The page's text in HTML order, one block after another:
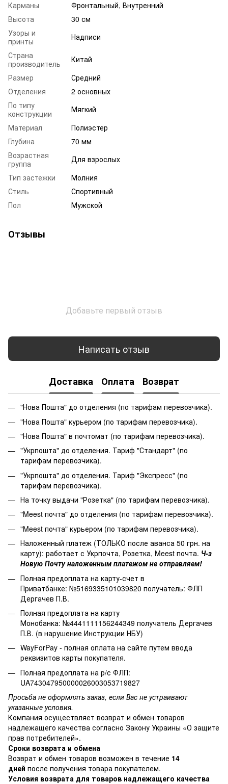
Карманы
Фронтальный, Внутренний
Высота
30 см
Узоры и
принты
Надписи
Страна
производитель
Китай
Размер
Средний
Отделения
2 основных
По типу
конструкции
Мягкий
Материал
Полиэстер
Глубина
70 мм
Возрастная
группа
Для взрослых
Тип застежки
Молния
Стиль
Спортивный
Пол
Мужской
Отзывы
Добавьте первый отзыв
Написать отзыв
Доставка Оплата Возврат
"Нова Пошта" до отделения (по тарифам перевозчика).
"Нова Пошта" курьером (по тарифам перевозчика).
"Нова Пошта" в почтомат (по тарифам перевозчика).
"Укрпошта" до отделения. Тариф "Стандарт" (по
тарифам перевозчика).
"Укрпошта" до отделения. Тариф "Экспресс" (по
тарифам перевозчика).
На точку выдачи "Розетка" (по тарифам перевозчика).
"Meest почта" до отделения (по тарифам перевозчика).
"Meest почта" курьером (по тарифам перевозчика).
Наложенный платеж (ТОЛЬКО после аванса 50 грн. на
карту): работает с Укрпочта, Розетка, Meest почта. Ч-з
Новую Почту наложенным платежом не отправляем!
Полная предоплата на карту-счет в
Приватбанке: №5169335101039820 получатель: ФЛП
Дергачев П.В.
Полная предоплата на карту
Монобанка: №4441111156244349 получатель Дергачев
П.В. (в нарушение Инструкции НБУ)
WayForPay - полная оплата на сайте путем ввода
реквизитов карты покупателя.
Полная предоплата на р/с ФЛП:
UA743047950000026003053719827
Просьба не оформлять заказ, если Вас не устраивают
указанные условия.
Компания осуществляет возврат и обмен товаров
надлежащего качества согласно Закону Украины «О защите
прав потребителей».
Сроки возврата и обмена
Возврат и обмен товаров возможен в течение 14
дней после получения товара покупателем.
Условия возврата для товаров надлежащего качества